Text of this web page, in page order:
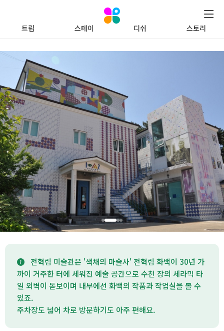
트립 스테이 디쉬 스토리
전혁림 미술관은 '색채의 마술사' 전혁림 화백이 30년 가
까이 거주한 터에 세워진 예술 공간으로 수천 장의 세라믹 타
일 외벽이 돋보이며 내부에선 화백의 작품과 작업실을 볼 수
있죠.
주차장도 넓어 차로 방문하기도 아주 편해요.